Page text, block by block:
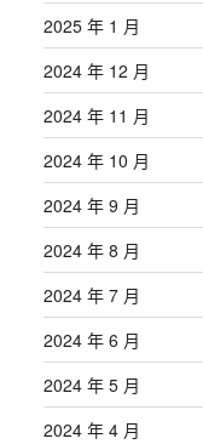
2025 年 1 月
2024 年 12 月
2024 年 11 月
2024 年 10 月
2024 年 9 月
2024 年 8 月
2024 年 7 月
2024 年 6 月
2024 年 5 月
2024 年 4 月